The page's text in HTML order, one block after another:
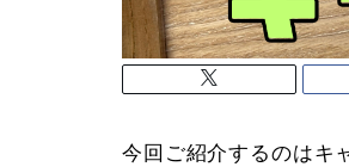
今回ご紹介するのはキ